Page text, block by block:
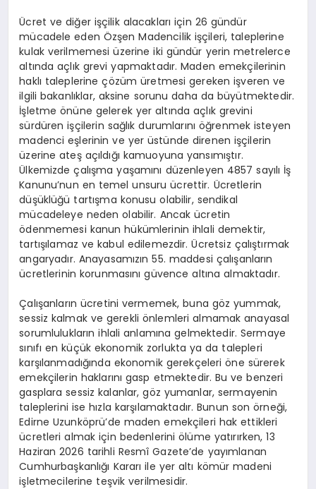
Ücret ve diğer işçilik alacakları için 26 gündür
mücadele eden Özşen Madencilik işçileri, taleplerine
kulak verilmemesi üzerine iki gündür yerin metrelerce
altında açlık grevi yapmaktadır. Maden emekçilerinin
haklı taleplerine çözüm üretmesi gereken işveren ve
ilgili bakanlıklar, aksine sorunu daha da büyütmektedir.
İşletme önüne gelerek yer altında açlık grevini
sürdüren işçilerin sağlık durumlarını öğrenmek isteyen
madenci eşlerinin ve yer üstünde direnen işçilerin
üzerine ateş açıldığı kamuoyuna yansımıştır.
Ülkemizde çalışma yaşamını düzenleyen 4857 sayılı İş
Kanunu’nun en temel unsuru ücrettir. Ücretlerin
düşüklüğü tartışma konusu olabilir, sendikal
mücadeleye neden olabilir. Ancak ücretin
ödenmemesi kanun hükümlerinin ihlali demektir,
tartışılamaz ve kabul edilemezdir. Ücretsiz çalıştırmak
angaryadır. Anayasamızın 55. maddesi çalışanların
ücretlerinin korunmasını güvence altına almaktadır.
Çalışanların ücretini vermemek, buna göz yummak,
sessiz kalmak ve gerekli önlemleri almamak anayasal
sorumlulukların ihlali anlamına gelmektedir. Sermaye
sınıfı en küçük ekonomik zorlukta ya da talepleri
karşılanmadığında ekonomik gerekçeleri öne sürerek
emekçilerin haklarını gasp etmektedir. Bu ve benzeri
gasplara sessiz kalanlar, göz yumanlar, sermayenin
taleplerini ise hızla karşılamaktadır. Bunun son örneği,
Edirne Uzunköprü’de maden emekçileri hak ettikleri
ücretleri almak için bedenlerini ölüme yatırırken, 13
Haziran 2026 tarihli Resmî Gazete’de yayımlanan
Cumhurbaşkanlığı Kararı ile yer altı kömür madeni
işletmecilerine teşvik verilmesidir.